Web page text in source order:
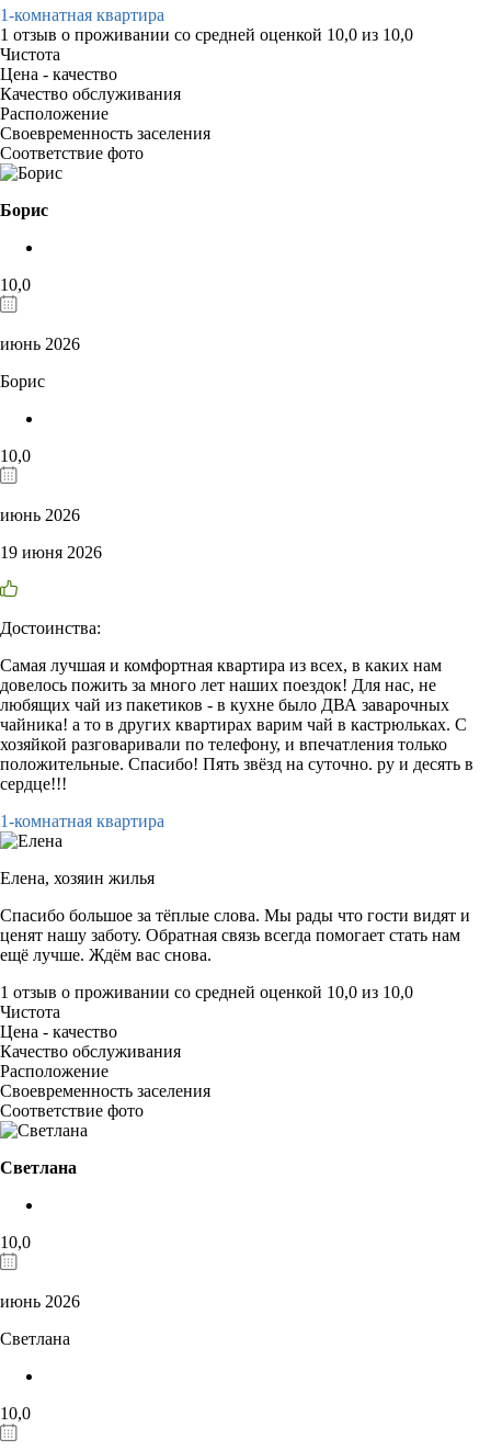
1-комнатная квартира
1 отзыв о проживании со средней оценкой 10,0 из 10,0
Чистота
Цена - качество
Качество обслуживания
Расположение
Своевременность заселения
Соответствие фото
Борис
10,0
июнь 2026
Борис
10,0
июнь 2026
19 июня 2026
Достоинства:
Самая лучшая и комфортная квартира из всех, в каких нам
довелось пожить за много лет наших поездок! Для нас, не
любящих чай из пакетиков - в кухне было ДВА заварочных
чайника! а то в других квартирах варим чай в кастрюльках. С
хозяйкой разговаривали по телефону, и впечатления только
положительные. Спасибо! Пять звёзд на суточно. ру и десять в
сердце!!!
1-комнатная квартира
Елена, хозяин жилья
Спасибо большое за тёплые слова. Мы рады что гости видят и
ценят нашу заботу. Обратная связь всегда помогает стать нам
ещё лучше. Ждём вас снова.
1 отзыв о проживании со средней оценкой 10,0 из 10,0
Чистота
Цена - качество
Качество обслуживания
Расположение
Своевременность заселения
Соответствие фото
Светлана
10,0
июнь 2026
Светлана
10,0